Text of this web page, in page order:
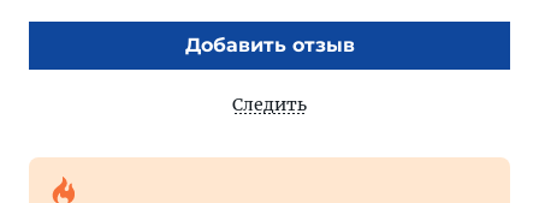
Добавить отзыв
Следить